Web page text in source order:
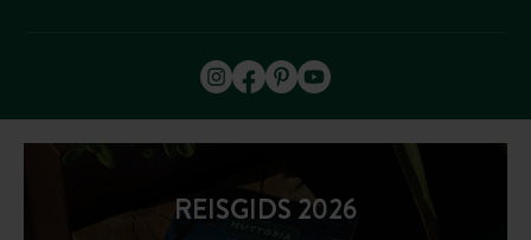
REISGIDS 2026